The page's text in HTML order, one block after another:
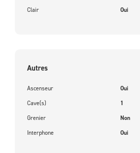
Clair Oui
Autres
Ascenseur Oui
Cave(s) 1
Grenier Non
Interphone Oui